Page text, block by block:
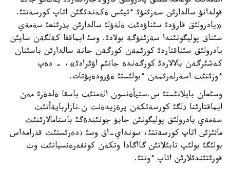
قولدانؤ سالدارئن سةزئنؤئ ءتيئس ةكةندئگئن اتاپ كورسةتتئ.
«يادرولئق قارؤدئ سئناؤدئث ةلةؤلئ سالدارئن بذرئنعئ سةمةي
سئناق پوليگونئندا سةزئنؤگة بولادئ. وسئ ايماققا كةلگةن سايئن
يادرولئق سئناقتاردئ كوزئمةن كورگةن جانة سالدارئن باسئنان
كةشئرگةن بالالاردئ كورگةندة جانئم اؤئرادئ»، - دةپ
ءوزئنئث اسةرلةرئمةن ءبولئستئ ةؤرودةپؤتات.
وسئعان بايلانئستئ س.ستيأةنسون الةمنئث باسقا ةلدةرئ مةن
ايماقتارئنا ذلگئ كورسةتكةن پرةزيدةنت ن.نازاربايةأتئث
سةمةي يادرولئق پوليگونئن جابؤ جونئندةگئ باستامالارئنئث
ماثئزئن اتاپ كورسةتتئ، سونداي-اق وسئ ذدةرئستئث قذرامداس
بولئگئ بولئپ تابئلاتئن گااگادا وتكةن كونفةرةنسيانئث وث
قورئتئندئلارئن اتاپ ءوتتئ.